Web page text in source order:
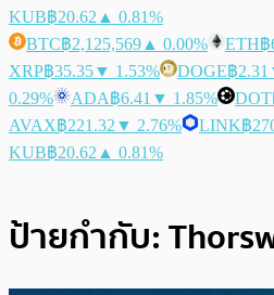
KUB฿20.62 ▲ 0.81%
BTC฿2,125,569 ▲ 0.00% ETH฿
XRP฿35.35▼ 1.53% DOGE฿2.31
0.29%
ADA฿6.41 ▼ 1.85% DOT
AVAX฿221.32 ▼ 2.76% LINK฿
KUB฿20.62 ▲ 0.81%
ป้ายกำกับ: